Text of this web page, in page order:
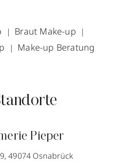
Braut Make-up
Make-up Beratung
Pieper
49074 Osnabrück